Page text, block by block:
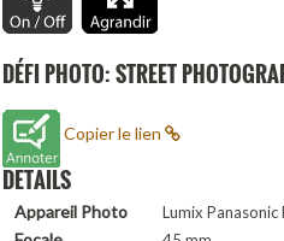
DÉFI PHOTO: STREET
Copier le lien
DETAILS
Appareil Photo Lumix Panasonic